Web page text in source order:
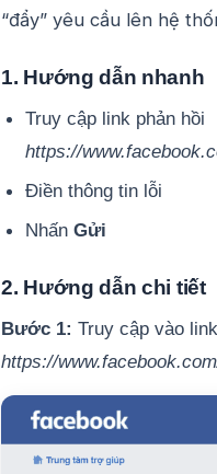
“đẩy” yêu cầu lên hệ
1. Hướng dẫn nhanh
Truy cập link phản hồi
https://
Điền thông tin lỗi
Nhấn Gửi
2. Hướng dẫn chi tiết
Bước 1: Truy cập vào
https://